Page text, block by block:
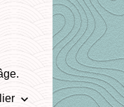
keyboard_arrow_down